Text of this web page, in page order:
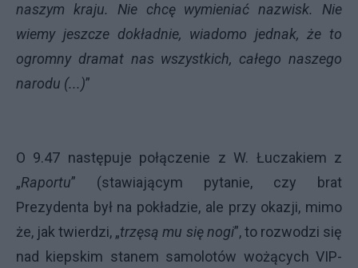
naszym kraju. Nie chcę wymieniać nazwisk. Nie
wiemy jeszcze dokładnie, wiadomo jednak, że to
ogromny dramat nas wszystkich, całego naszego
narodu (...)”
O 9.47 następuje połączenie z W. Łuczakiem z
„Raportu” (stawiającym pytanie, czy brat
Prezydenta był na pokładzie, ale przy okazji, mimo
że, jak twierdzi, „trzęsą mu się nogi”, to rozwodzi się
nad kiepskim stanem samolotów wożących VIP-